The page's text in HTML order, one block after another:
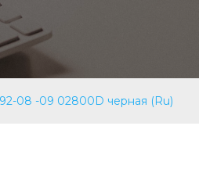
08 -09 02800D черная (Ru)